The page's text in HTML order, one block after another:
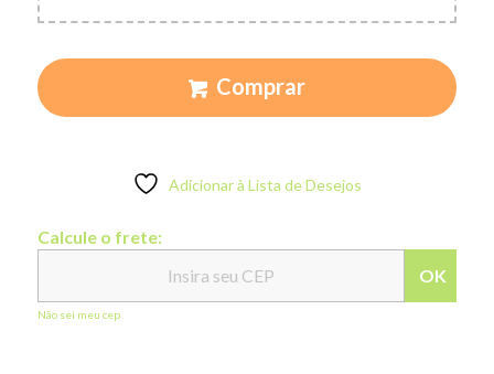
Comprar
Adicionar à Lista de Desejos
Calcule o frete:
OK
Não sei meu cep